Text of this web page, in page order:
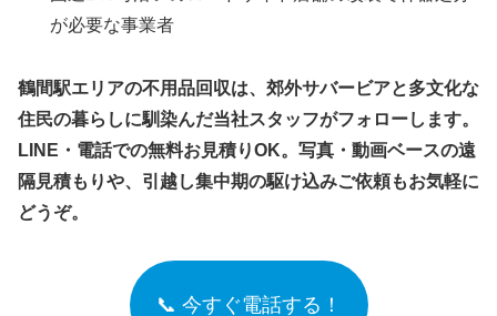
が必要な事業者
鶴間駅エリアの不用品回収は、郊外サバービアと多文化な
住民の暮らしに馴染んだ当社スタッフがフォローします。
LINE・電話での無料お見積りOK。写真・動画ベースの遠
隔見積もりや、引越し集中期の駆け込みご依頼もお気軽に
どうぞ。
📞 今すぐ電話する！